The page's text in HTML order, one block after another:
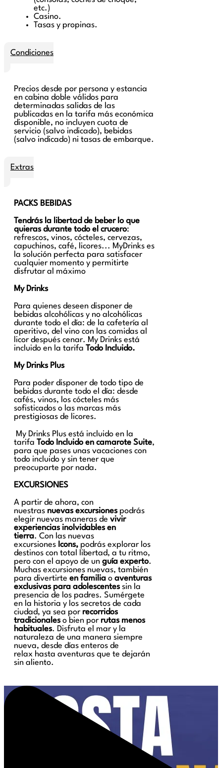
etc.)
Casino.
Tasas y propinas.
Condiciones
Precios desde por persona y estancia
en cabina doble válidos para
determinadas salidas de las
publicadas en la tarifa más económica
disponible, no incluyen cuota de
servicio (salvo indicado), bebidas
(salvo indicado) ni tasas de embarque.
Extras
PACKS BEBIDAS
Tendrás la libertad de beber lo que
quieras durante todo el crucero:
refrescos, vinos, cócteles, cervezas,
capuchinos, café, licores... MyDrinks es
la solución perfecta para satisfacer
cualquier momento y permitirte
disfrutar al máximo
My Drinks
Para quienes deseen disponer de
bebidas alcohólicas y no alcohólicas
durante todo el día: de la cafetería al
aperitivo, del vino con las comidas al
licor después cenar. My Drinks está
incluido en la tarifa Todo Incluido.
My Drinks Plus
Para poder disponer de todo tipo de
bebidas durante todo el día: desde
cafés, vinos, los cócteles más
sofisticados o las marcas más
prestigiosas de licores.
My Drinks Plus está incluido en la
tarifa Todo Incluido en camarote Suite,
para que pases unas vacaciones con
todo incluido y sin tener que
preocuparte por nada.
EXCURSIONES
A partir de ahora, con
nuestras nuevas excursiones podrás
elegir nuevas maneras de vivir
experiencias inolvidables en
tierra. Con las nuevas
excursiones Icons, podrás explorar los
destinos con total libertad, a tu ritmo,
pero con el apoyo de un guía experto.
Muchas excursiones nuevas, también
para divertirte en familia o aventuras
exclusivas para adolescentes sin la
presencia de los padres. Sumérgete
en la historia y los secretos de cada
ciudad, ya sea por recorridos
tradicionales o bien por rutas menos
habituales. Disfruta el mar y la
naturaleza de una manera siempre
nueva, desde días enteros de
relax hasta aventuras que te dejarán
sin aliento.